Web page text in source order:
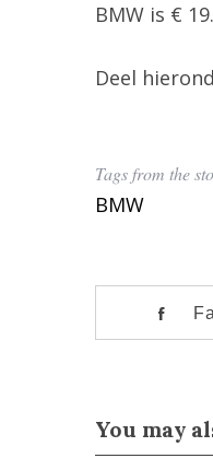
BMW is €
Deel
Tags from the
BMW
You may